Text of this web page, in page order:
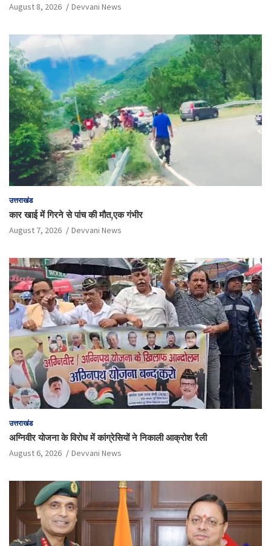
August 8, 2026 Devvani News
उत्तराखंड
कार खाई में गिरने से पांच की मौत,एक गंभीर
August 7, 2026 Devvani News
उत्तराखंड
अग्निवीर योजना के विरोध में कांग्रेसियों ने निकाली आक्रोश रैली
August 6, 2026 Devvani News